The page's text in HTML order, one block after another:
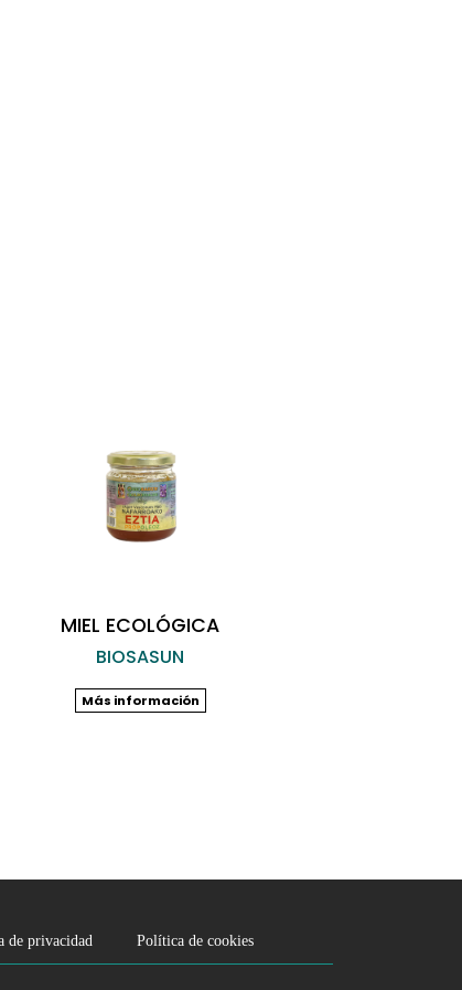
MIEL ECOLÓGICA
BIOSASUN
Más información
de privacidad Política de cookies